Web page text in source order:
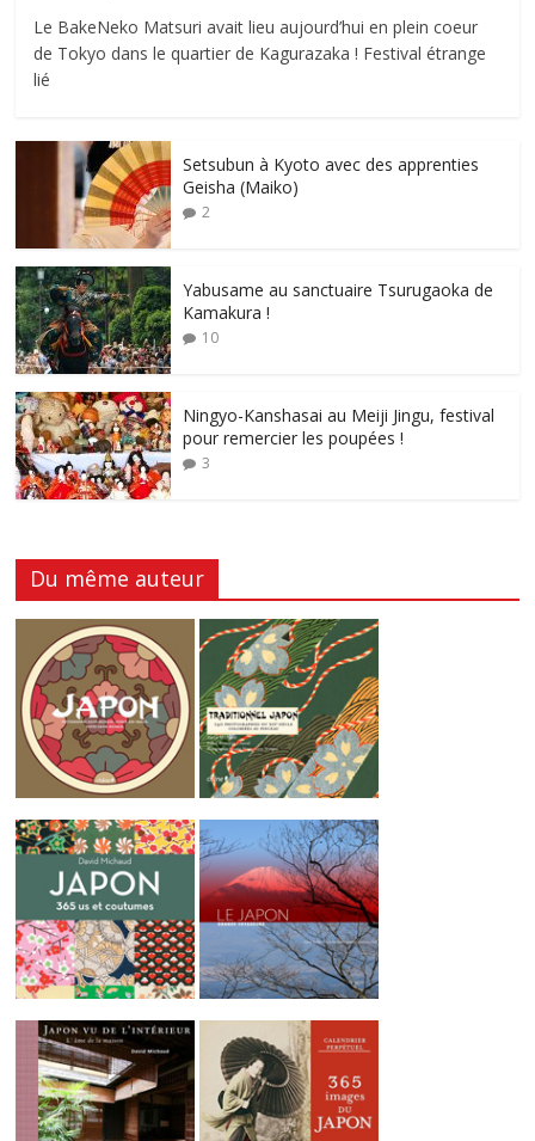
Le BakeNeko Matsuri avait lieu aujourd’hui en plein coeur
de Tokyo dans le quartier de Kagurazaka ! Festival étrange
lié
Setsubun à Kyoto avec des apprenties
Geisha (Maiko)
2
Yabusame au sanctuaire Tsurugaoka de
Kamakura !
10
Ningyo-Kanshasai au Meiji Jingu, festival
pour remercier les poupées !
3
Du même auteur